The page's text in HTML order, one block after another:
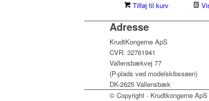
Tilføj til kurv
Adresse
KrudtKongerne ApS
CVR: 32761941
Vallensbækvej 77
(P-plads ved modelskibssøen)
DK-2625 Vallensbæk
© Copyright - Krudtkongerne ApS